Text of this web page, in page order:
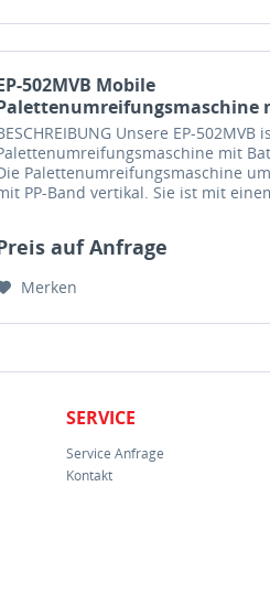
502MVB Mobile
Unsere EP-
mit
Palettenumreifungsmaschine
PP-Band vertikal. Sie ist mit
auf Anfrage
Merken
SERVICE
Service Anfrage
Kontakt